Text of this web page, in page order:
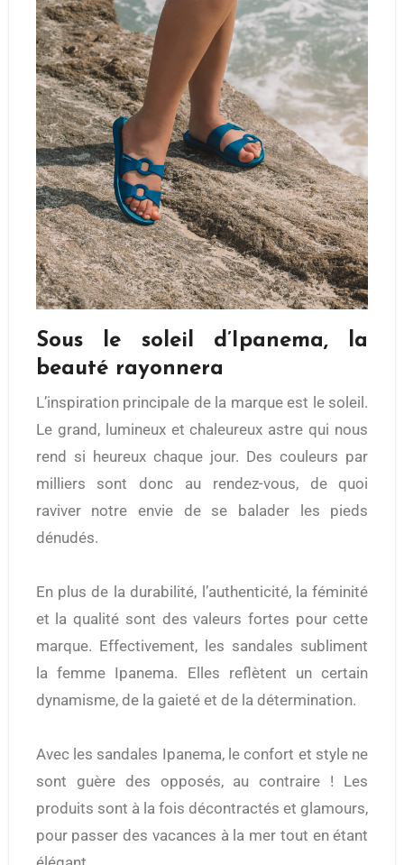
Sous le soleil d’Ipanema, la
beauté rayonnera
L’inspiration principale de la marque est le soleil.
Le grand, lumineux et chaleureux astre qui nous
rend si heureux chaque jour. Des couleurs par
milliers sont donc au rendez-vous, de quoi
raviver notre envie de se balader les pieds
dénudés.
En plus de la durabilité, l’authenticité, la féminité
et la qualité sont des valeurs fortes pour cette
marque. Effectivement, les sandales subliment
la femme Ipanema. Elles reflètent un certain
dynamisme, de la gaieté et de la détermination.
Avec les sandales Ipanema, le confort et style ne
sont guère des opposés, au contraire ! Les
produits sont à la fois décontractés et glamours,
pour passer des vacances à la mer tout en étant